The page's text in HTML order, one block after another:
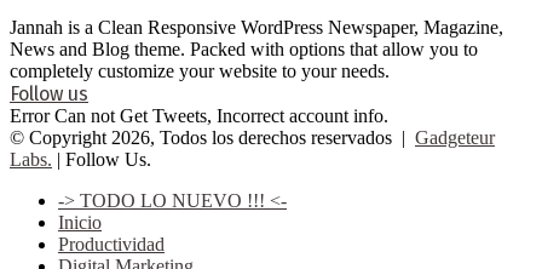
Jannah is a Clean Responsive WordPress Newspaper, Magazine,
News and Blog theme. Packed with options that allow you to
completely customize your website to your needs.
Follow us
Error Can not Get Tweets, Incorrect account info.
© Copyright 2026, Todos los derechos reservados | Gadgeteur
Labs. | Follow Us.
-> TODO LO NUEVO !!! <-
Inicio
Productividad